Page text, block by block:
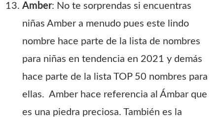
Amber: No te sorprendas si encuentras
niñas Amber a menudo pues este lindo
nombre hace parte de la lista de nombres
para niñas en tendencia en 2021 y demás
hace parte de la lista TOP 50 nombres para
ellas. Amber hace referencia al Ámbar que
es una piedra preciosa. También es la